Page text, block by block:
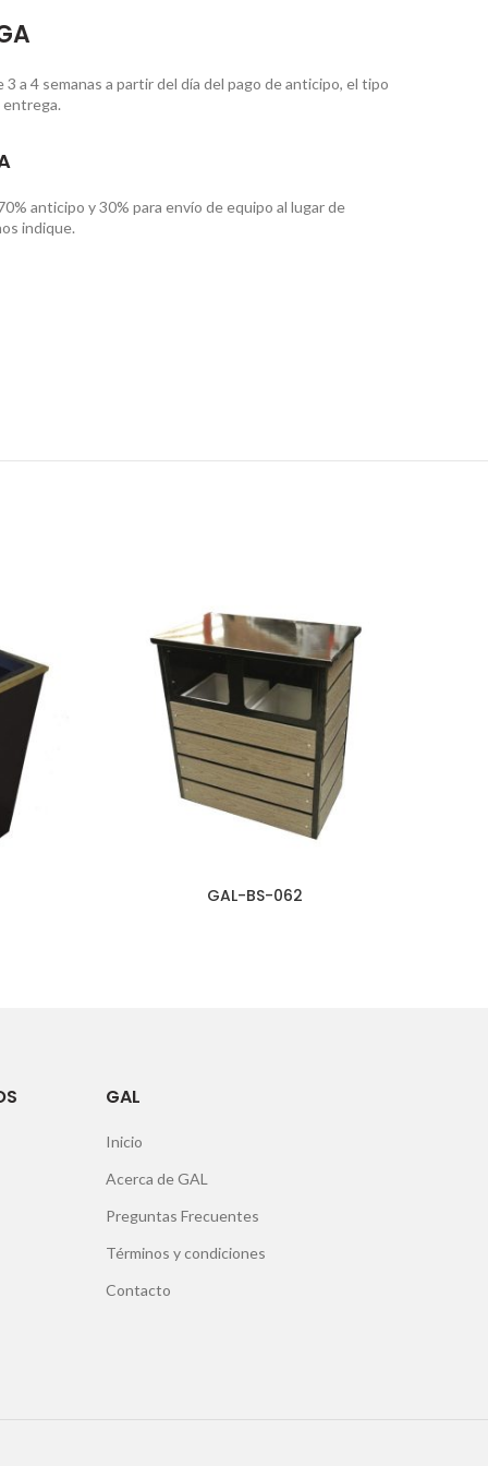
a 4 semanas a partir del día del pago de anticipo, el tipo
anticipo y 30% para envío de equipo al lugar de
indique.
GAL-BS-062
GAL
Inicio
Acerca de GAL
Preguntas Frecuentes
Términos y condiciones
Contacto